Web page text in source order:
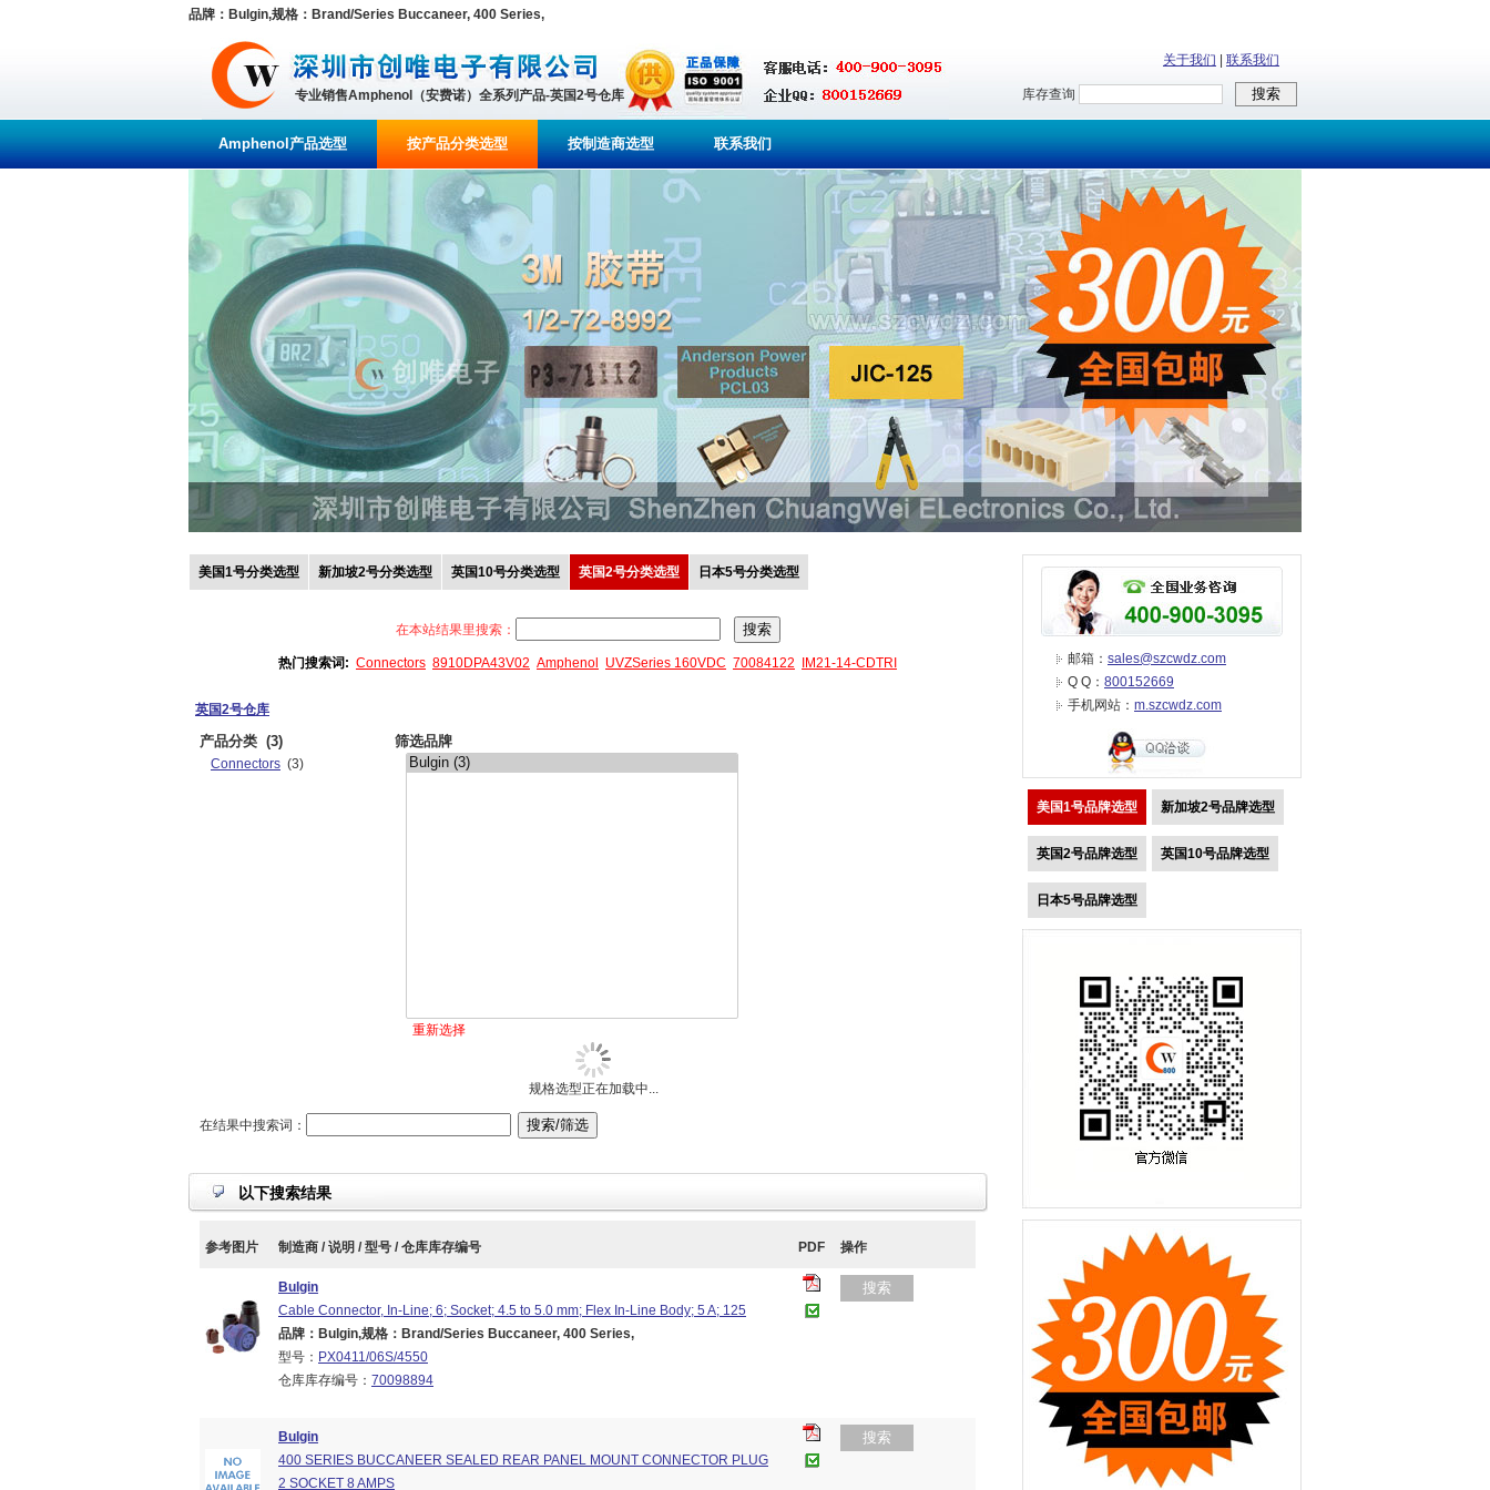
品牌：Bulgin,规格：Brand/Series Buccaneer, 400 Series,
专业销售Amphenol（安费诺）全系列产品-英国2号仓库
关于我们 联系我们
库存查询
Amphenol产品选型 按产品分类选型 按制造商选型 联系我们
美国1号分类选型 新加坡2号分类选型 英国10号分类选型 英国2号分类选型 日本5号分类选型
在本站结果里搜索：
热门搜索词: Connectors 8910DPA43V02 Amphenol UVZSeries 160VDC 70084122 IM21-14-CDTRI
英国2号仓库
产品分类 (3)
Connectors (3)
筛选品牌
重新选择
规格选型正在加载中...
在结果中搜索词：
以下搜索结果
参考图片 制造商 / 说明 / 型号 / 仓库库存编号 PDF 操作
Bulgin
Cable Connector, In-Line; 6; Socket; 4.5 to 5.0 mm; Flex In-Line Body; 5 A; 125
品牌：Bulgin,规格：Brand/Series Buccaneer, 400 Series,
型号： PX0411/06S/4550
仓库库存编号： 70098894
搜索
Bulgin
400 SERIES BUCCANEER SEALED REAR PANEL MOUNT CONNECTOR PLUG
2 SOCKET 8 AMPS
搜索
邮箱： sales@szcwdz.com
Q Q： 800152669
手机网站： m.szcwdz.com
美国1号品牌选型 新加坡2号品牌选型
英国2号品牌选型 英国10号品牌选型
日本5号品牌选型